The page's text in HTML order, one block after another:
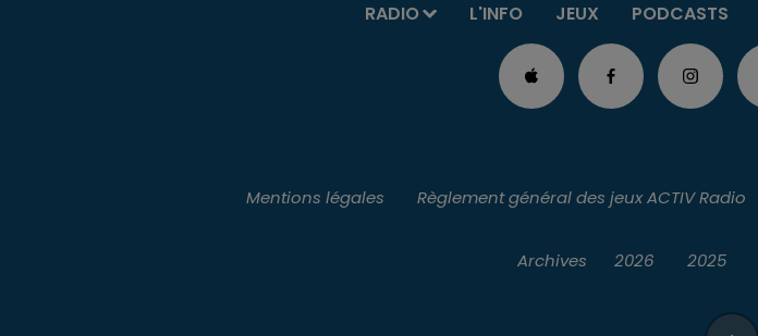
RADIO L'INFO JEUX PODCASTS
Mentions légales Règlement général des jeux ACTIV Radio
Archives 2026 2025